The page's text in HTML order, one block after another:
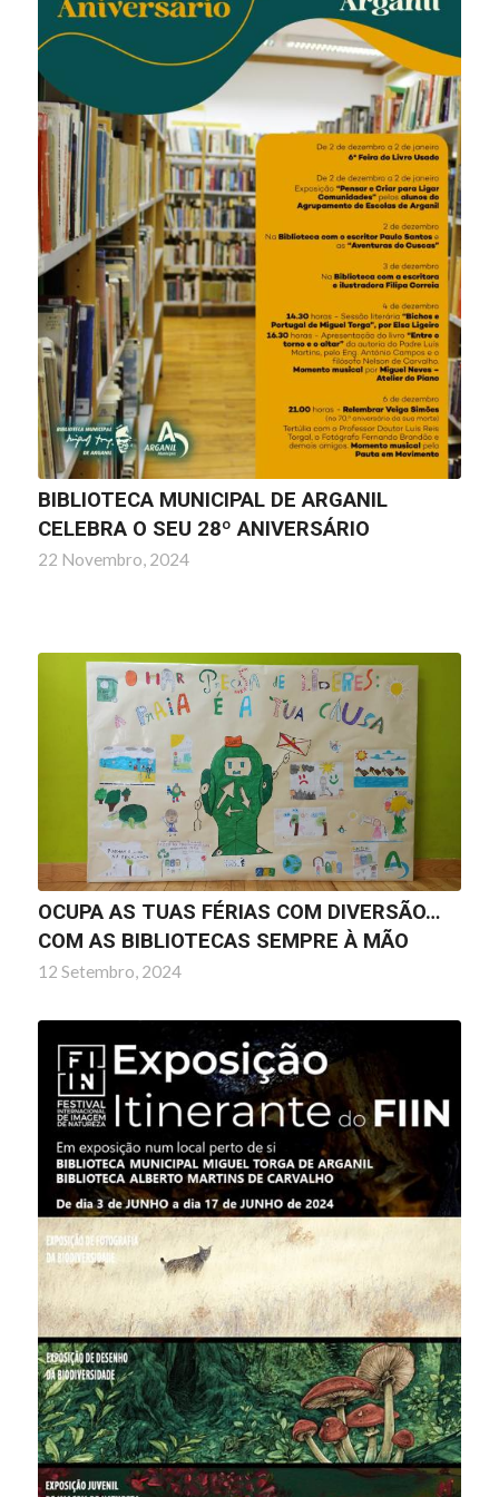
BIBLIOTECA MUNICIPAL DE ARGANIL
CELEBRA O SEU 28º ANIVERSÁRIO
22 Novembro, 2024
OCUPA AS TUAS FÉRIAS COM DIVERSÃO…
COM AS BIBLIOTECAS SEMPRE À MÃO
12 Setembro, 2024